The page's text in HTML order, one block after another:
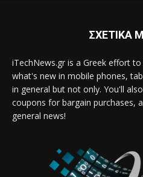
ΣΧΕΤΙΚΑ
iTechNews.gr is a Greek effort
what's new in mobile phones,
in general but not only. You'll
coupons for bargain purchases,
general news!